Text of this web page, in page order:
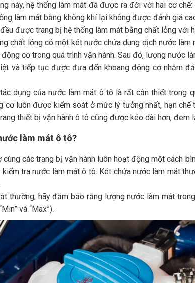
này, hệ thống làm mát đã được ra đời với hai cơ
làm mát bằng không khí lại không được đánh giá
được trang bị hệ thống làm mát bằng chất lỏng với
chất lỏng có một két nước chứa dung dịch nước
cơ trong quá trình vận hành. Sau đó, lượng nước
và tiếp tục được đưa đến khoang động cơ nhằm
dụng của nước làm mát ô tô là rất cần thiết trong
cơ luôn được kiểm soát ở mức lý tưởng nhất, hạn
thiết bị vận hành ô tô cũng được kéo dài hơn, đem
làm mát ô tô?
các trang bị vận hành luôn hoạt động một cách
tra nước làm mát ô tô. Két chứa nước làm mát
thường, hãy đảm bảo rằng lượng nước làm mát
và “Max”).